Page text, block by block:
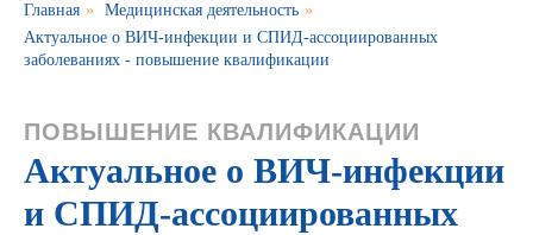
Главная » Медицинская деятельность »
Актуальное о ВИЧ-инфекции и СПИД-ассоциированных
заболеваниях - повышение квалификации
ПОВЫШЕНИЕ КВАЛИФИКАЦИИ
Актуальное о ВИЧ-инфекции
и СПИД-ассоциированных